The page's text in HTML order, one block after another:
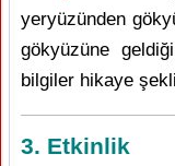
yeryüzünden
gökyüzüne
bilgiler hikaye
3. Etkinlik